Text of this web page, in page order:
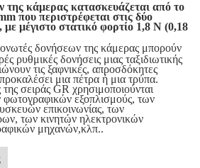
κάμερας κατασκευάζεται από το
που περιστρέφεται στις δύο
μέγιστο στατικό φορτίο 1,8 N (0,18
δονήσεων της κάμερας μπορούν
ρυθμικές δονήσεις μιας ταξιδιωτικής
τις ξαφνικές, απροσδόκητες
μια πέτρα ή μια τρύπα.
σειράς GR χρησιμοποιούνται
εξοπλισμούς, των
επικοινωνίας, των
των κινητών ηλεκτρονικών
μηχανών,κλπ..